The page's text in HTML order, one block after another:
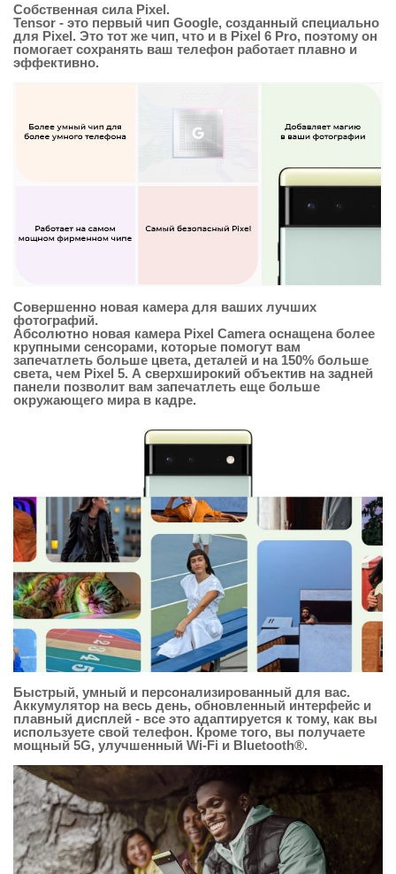
Собственная сила Pixel.
Tensor - это первый чип Google, созданный специально
для Pixel. Это тот же чип, что и в Pixel 6 Pro, поэтому он
помогает сохранять ваш телефон работает плавно и
эффективно.
Совершенно новая камера для ваших лучших
фотографий.
Абсолютно новая камера Pixel Camera оснащена более
крупными сенсорами, которые помогут вам
запечатлеть больше цвета, деталей и на 150% больше
света, чем Pixel 5. А сверхширокий объектив на задней
панели позволит вам запечатлеть еще больше
окружающего мира в кадре.
Быстрый, умный и персонализированный для вас.
Аккумулятор на весь день, обновленный интерфейс и
плавный дисплей - все это адаптируется к тому, как вы
используете свой телефон. Кроме того, вы получаете
мощный 5G, улучшенный Wi-Fi и Bluetooth®.